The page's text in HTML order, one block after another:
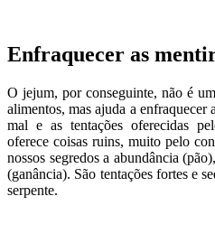
Enfraquecer as
O jejum, por conseguinte, não é
alimentos, mas ajuda a enfraquecer
mal e as tentações oferecidas
oferece coisas ruins, muito pelo
nossos segredos a abundância
(ganância). São tentações fortes e
serpente.